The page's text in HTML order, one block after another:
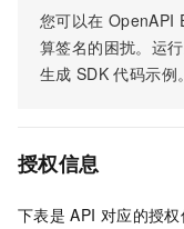
您可以在 OpenAPI
算签名的困扰。运
生成 SDK 代码示例。
授权信息
下表是 API 对应的授